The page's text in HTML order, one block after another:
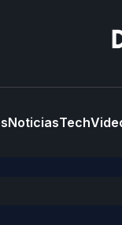
NoticiasTech